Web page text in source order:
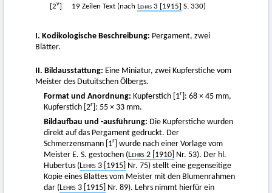
[2v 19 Zeilen Text (nach Lehrs 3 [1915] S. 330)
I. Kodikologische Beschreibung: Pergament, zwei
Blätter.
II. Bildausstattung: Eine Miniatur, zwei Kupferstiche vom
Meister des Dutuitschen Ölbergs.
Format und Anordnung: Kupferstich [1r ]: 68 × 45 mm,
Kupferstich [2r ]: 55 × 33 mm.
Bildaufbau und -ausführung: Die Kupferstiche wurden
direkt auf das Pergament gedruckt. Der
Schmerzensmann [1r
] wurde nach einer Vorlage vom
Meister E. S. gestochen (Lehrs 2 [1910] Nr. 53). Der hl.
Hubertus (Lehrs 3 [1915] Nr. 75) stellt eine gegenseitige
Kopie eines Blattes vom Meister mit den Blumenrahmen
dar (Lehrs 3 [1915] Nr. 89). Lehrs nimmt hierfür ein